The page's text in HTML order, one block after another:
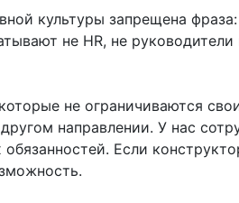
культуры запрещена
не HR, не
не ограничиваются
направлении. У нас
Если